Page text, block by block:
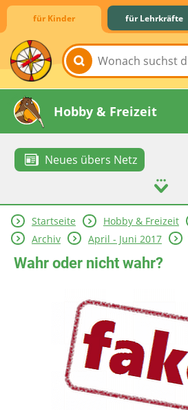
für Kinder für Lehrkräfte
Lernen & Schule
Hobby & Freizeit
Neues übers Netz
Spiel & Spaß
Mitreden &
Startseite Hobby & Freizeit
Archiv
April - Juni 2017
Wahr oder nicht wahr?